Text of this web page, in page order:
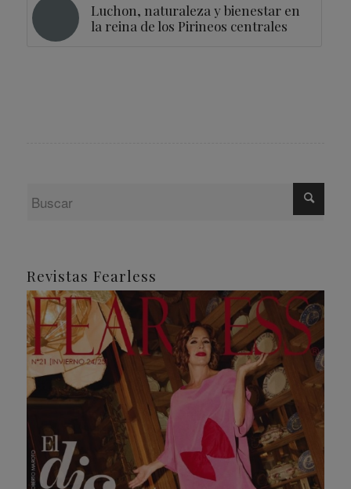
Luchon, naturaleza y bienestar en
la reina de los Pirineos centrales
Revistas Fearless